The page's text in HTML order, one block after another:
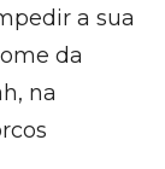
a sua
da
na